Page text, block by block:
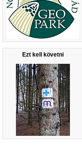
Ezt kell követni